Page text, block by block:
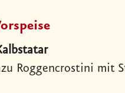
Roggencrostini mit